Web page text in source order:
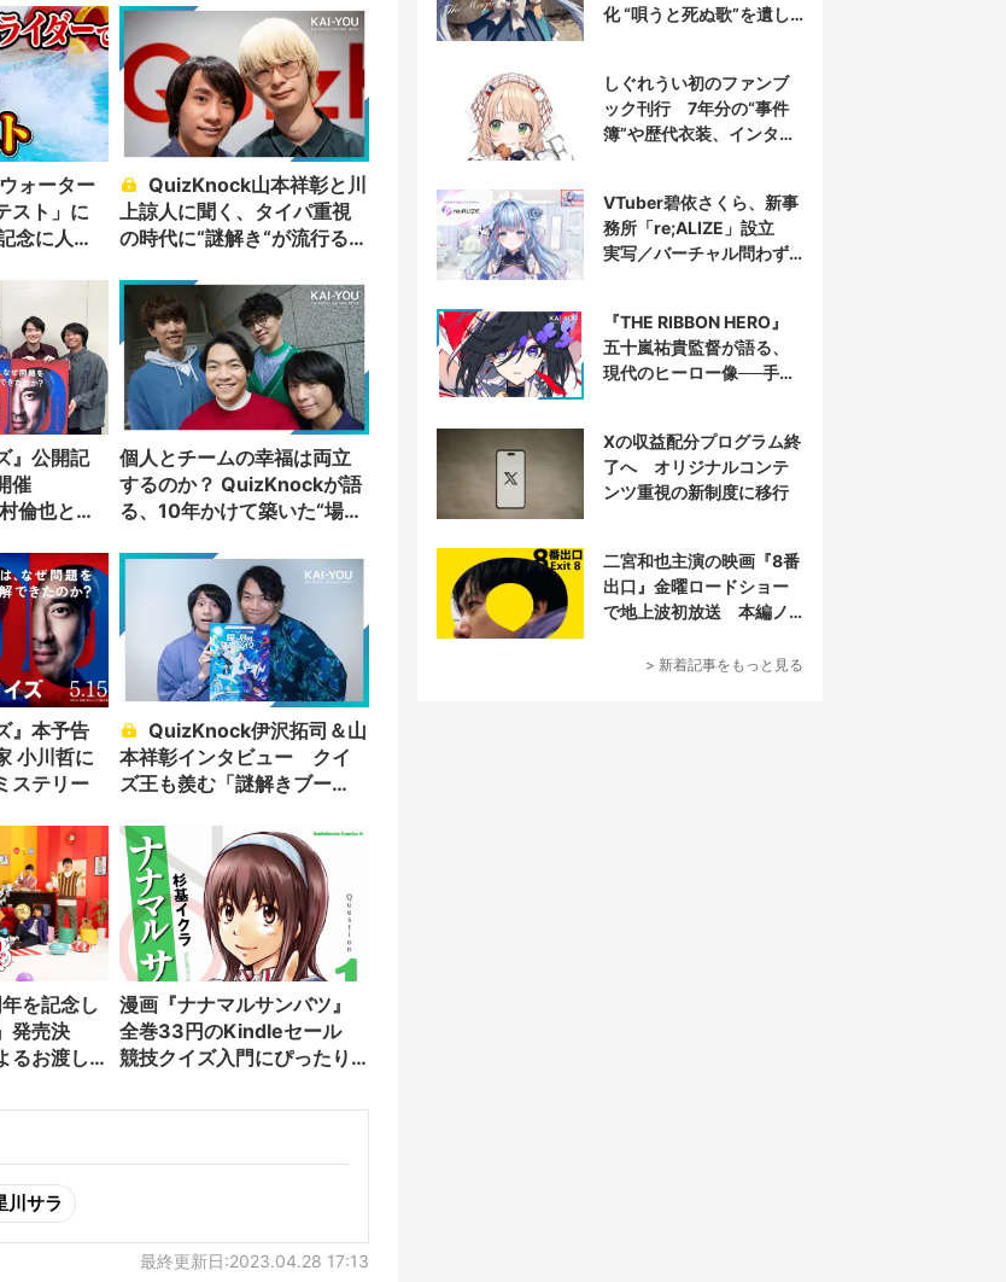
ォーター
スト」に
念に人気
上諒人に聞く、タイパ重視
の時代に“謎解き“が流行る理
』公開記
催
倫也と神
個人とチームの幸福は両立
するのか？ QuizKnockが語
る、10年かけて築いた“場
』本予告
小川哲に
ステリー
本祥彰インタビュー クイ
ズ王も羨む「謎解きブー
を記念し
発売決
るお渡し
漫画『ナナマルサンバツ』
全巻33円のKindleセール
競技クイズ入門にぴったり
川サラ
最終更新日:2023.04.28 17:13
化 “唄うと死ぬ歌”を遺し
しぐれうい初のファンブ
ック刊行 7年分の“事件
簿”や歴代衣装、インタビ
VTuber碧依さくら、新事
務所「re;ALIZE」設立
実写／バーチャル問わず
『THE RIBBON HERO』
五十嵐祐貴監督が語る、
現代のヒーロー像──手塚
Xの収益配分プログラム終
了へ オリジナルコンテ
ンツ重視の新制度に移行
二宮和也主演の映画『8番
出口』金曜ロードショー
で地上波初放送 本編ノ
> 新着記事をもっと見る